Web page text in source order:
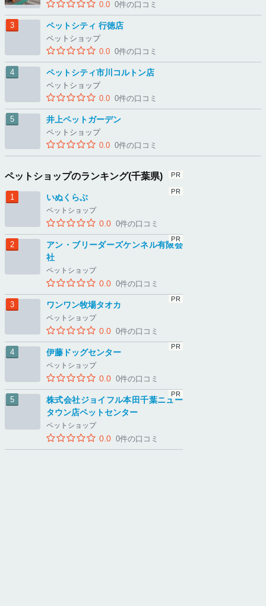
0.0 0件の口コミ
ペットシティ 行徳店
ペットショップ
0.0 0件の口コミ
ペットシティ市川コルトン店
ペットショップ
0.0 0件の口コミ
井上ペットガーデン
ペットショップ
0.0 0件の口コミ
ペットショップのランキング(千葉県)
いぬくらぶ
ペットショップ
0.0 0件の口コミ
アン・ブリーダーズケンネル有限会
社
ペットショップ
0.0 0件の口コミ
ワンワン牧場タオカ
ペットショップ
0.0 0件の口コミ
伊藤ドッグセンター
ペットショップ
0.0 0件の口コミ
株式会社ジョイフル本田千葉ニュー
タウン店ペットセンター
ペットショップ
0.0 0件の口コミ